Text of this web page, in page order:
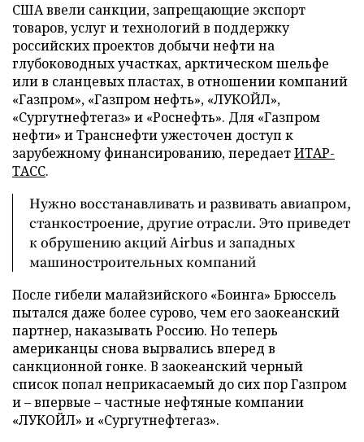
США ввели санкции, запрещающие экспорт
товаров, услуг и технологий в поддержку
российских проектов добычи нефти на
глубоководных участках, арктическом шельфе
или в сланцевых пластах, в отношении компаний
«Газпром», «Газпром нефть», «ЛУКОЙЛ»,
«Сургутнефтегаз» и «Роснефть». Для «Газпром
нефти» и Транснефти ужесточен доступ к
зарубежному финансированию, передаетИТАР-
ТАСС.
Нужно восстанавливать и развивать авиапром,
станкостроение, другие отрасли. Это приведет
к обрушению акций Airbus и западных
машиностроительных компаний
После гибели малайзийского «Боинга» Брюссель
пытался даже более сурово, чем его заокеанский
партнер, наказывать Россию. Но теперь
американцы снова вырвались вперед в
санкционной гонке. В заокеанский черный
список попал неприкасаемый до сих пор Газпром
и – впервые – частные нефтяные компании
«ЛУКОЙЛ» и «Сургутнефтегаз».